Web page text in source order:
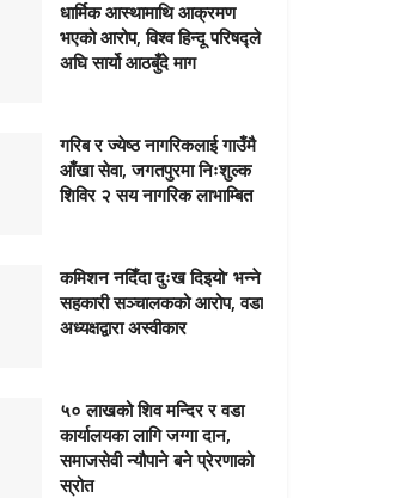
धार्मिक आस्थामाथि आक्रमण
भएको आरोप, विश्व हिन्दू परिषद्ले
अघि सार्यो आठबुँदे माग
गरिब र ज्येष्ठ नागरिकलाई गाउँमै
आँखा सेवा, जगतपुरमा निःशुल्क
शिविर २ सय नागरिक लाभाम्बित
कमिशन नदिँदा दुःख दिइयो’ भन्ने
सहकारी सञ्चालकको आरोप, वडा
अध्यक्षद्वारा अस्वीकार
५० लाखको शिव मन्दिर र वडा
कार्यालयका लागि जग्गा दान,
समाजसेवी न्यौपाने बने प्रेरणाको
स्रोत